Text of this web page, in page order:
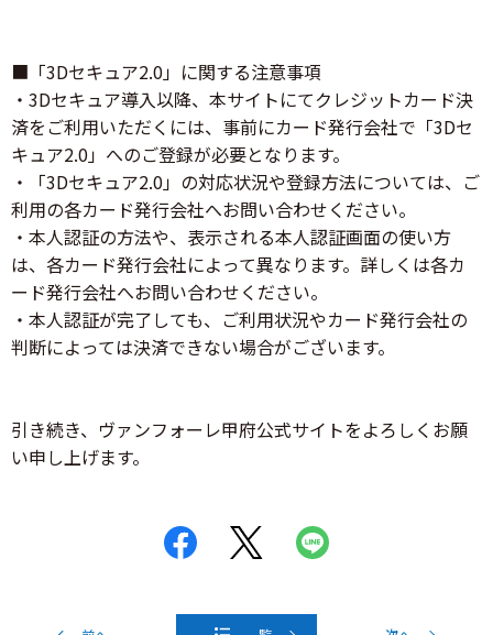
■「3Dセキュア2.0」に関する注意事項
・3Dセキュア導入以降、本サイトにてクレジットカード決
済をご利用いただくには、事前にカード発行会社で「3Dセ
キュア2.0」へのご登録が必要となります。
・「3Dセキュア2.0」の対応状況や登録方法については、ご
利用の各カード発行会社へお問い合わせください。
・本人認証の方法や、表示される本人認証画面の使い方
は、各カード発行会社によって異なります。詳しくは各カ
ード発行会社へお問い合わせください。
・本人認証が完了しても、ご利用状況やカード発行会社の
判断によっては決済できない場合がございます。
引き続き、ヴァンフォーレ甲府公式サイトをよろしくお願
い申し上げます。